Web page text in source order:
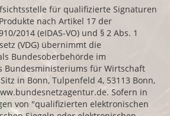
für qualifizierte Signaturen
nach Artikel 17 der
2014 (eIDAS-VO) und § 2 Abs. 1
(VDG) übernimmt die
Bundesoberbehörde im
Bundesministeriums für Wirtschaft
in Bonn, Tulpenfeld 4, 53113 Bonn,
. Sofern in
von "qualifizierten elektronischen